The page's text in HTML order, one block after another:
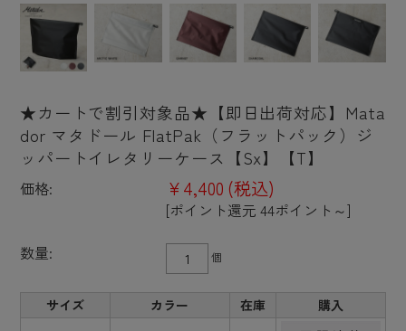
★カートで割引対象品★【即日出荷対応】Mata
dor マタドール FlatPak（フラットパック）ジ
ッパートイレタリーケース【Sx】【T】
価格: ¥4,400 (税込)
[ポイント還元 44ポイント～]
数量:
個
サイズ カラー 在庫 購入